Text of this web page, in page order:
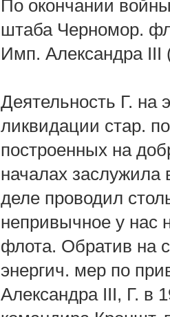
По окончании
штаба Черномор.
Имп. Александра III
Деятельность Г. на
ликвидации стар.
построенных на
началах заслужила
деле проводил
непривычное у нас
флота. Обратив на
энергич. мер по
Александра III, Г. в